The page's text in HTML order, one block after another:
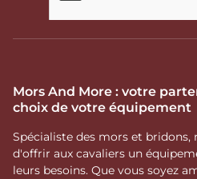
Mors And More : votre
choix de votre équipement
Spécialiste des mors et bridons,
d'offrir aux cavaliers un
leurs besoins. Que vous soyez